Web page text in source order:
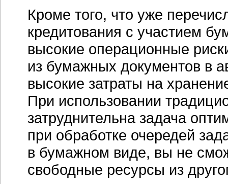
Кроме того, что уже
кредитования с участием
высокие операционные
из бумажных документов в
высокие затраты на
При использовании
затруднительна задача
при обработке очередей
в бумажном виде, вы не
свободные ресурсы из